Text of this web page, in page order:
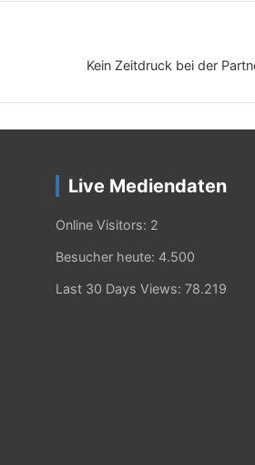
Kein Zeitdruck bei der
Live Mediendaten
Online Visitors: 2
Besucher heute: 4.500
Last 30 Days Views: 78.219